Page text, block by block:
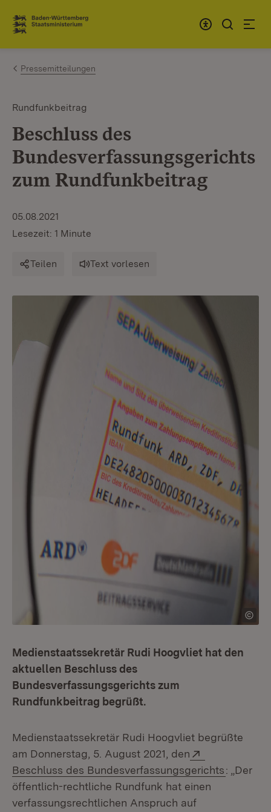
Zum Inhalt springen
Link zur Startseite
Pressemitteilungen
Rundfunkbeitrag
Beschluss des
Bundesverfassungsgerichts
zum Rundfunkbeitrag
05.08.2021
Lesezeit: 1 Minute
Teilen Text vorlesen
Medienstaatssekretär Rudi Hoogvliet hat den
aktuellen Beschluss des
Bundesverfassungsgerichts zum
Rundfunkbeitrag begrüßt.
Medienstaatssekretär Rudi Hoogvliet begrüßte
am Donnerstag, 5. August 2021, den
Beschluss des Bundesverfassungsgerichts(Öffnet
: „Der
öffentlich-rechtliche Rundfunk hat einen
verfassungsrechtlichen Anspruch auf